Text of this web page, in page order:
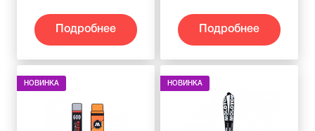
Подробнее Подробнее
НОВИНКА НОВИНКА